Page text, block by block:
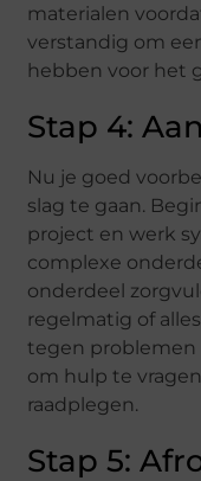
materialen
verstandig om
hebben voor het
Stap 4:
Nu je goed
slag te gaan.
project en werk
complexe
onderdeel
regelmatig of
tegen problemen
om hulp te
raadplegen.
Stap 5: